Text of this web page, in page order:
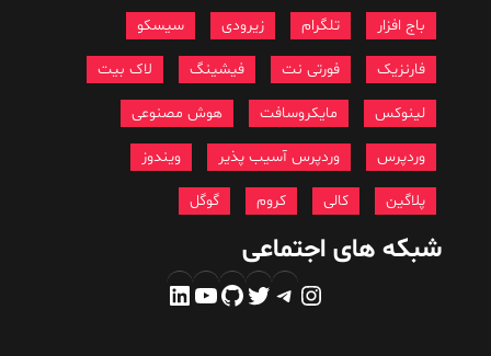
باج افزار تلگرام زیرودی سیسکو
فارنزیک فورتی نت فیشینگ لاک بیت
لینوکس مایکروسافت هوش مصنوعی
وردپرس وردپرس آسیب پذیر ویندوز
پلاگین
شبکه های اجتماعی
اینستاگرم
تلگرام
توییتر
گیت‌هاب
یوتیوب
لینکداین